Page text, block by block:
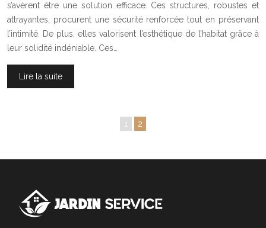
s’avèrent être une solution efficace. Ces structures, robustes et
attrayantes, procurent une sécurité renforcée tout en préservant
l’intimité. De plus, elles valorisent l’esthétique de l’habitat grâce à
leur solidité indéniable. Ces…
Lire la suite
1 2